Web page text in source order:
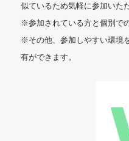
似ているため気軽に参加いた
※参加されている方と個別で
※その他、参加しやすい環境
有ができます。